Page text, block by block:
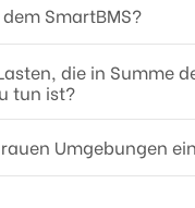
SmartBMS?
die in Summe
tun ist?
Umgebungen